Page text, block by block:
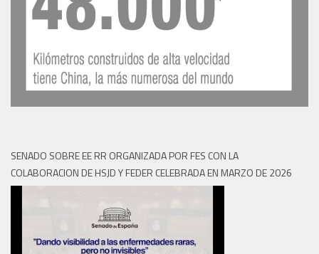
SENADO SOBRE EE RR ORGANIZADA POR FES CON LA
COLABORACION DE HSJD Y FEDER CELEBRADA EN MARZO DE 2026